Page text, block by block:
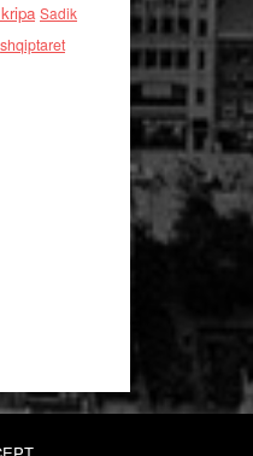
Sadik
shqiptaret